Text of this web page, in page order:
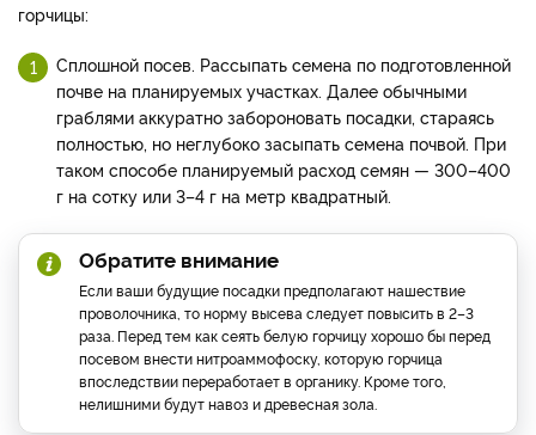
горчицы:
Сплошной посев. Рассыпать семена по подготовленной
почве на планируемых участках. Далее обычными
граблями аккуратно забороновать посадки, стараясь
полностью, но неглубоко засыпать семена почвой. При
таком способе планируемый расход семян — 300–400
г на сотку или 3–4 г на метр квадратный.
Обратите внимание
Если ваши будущие посадки предполагают нашествие
проволочника, то норму высева следует повысить в 2–3
раза. Перед тем как сеять белую горчицу хорошо бы перед
посевом внести нитроаммофоску, которую горчица
впоследствии переработает в органику. Кроме того,
нелишними будут навоз и древесная зола.